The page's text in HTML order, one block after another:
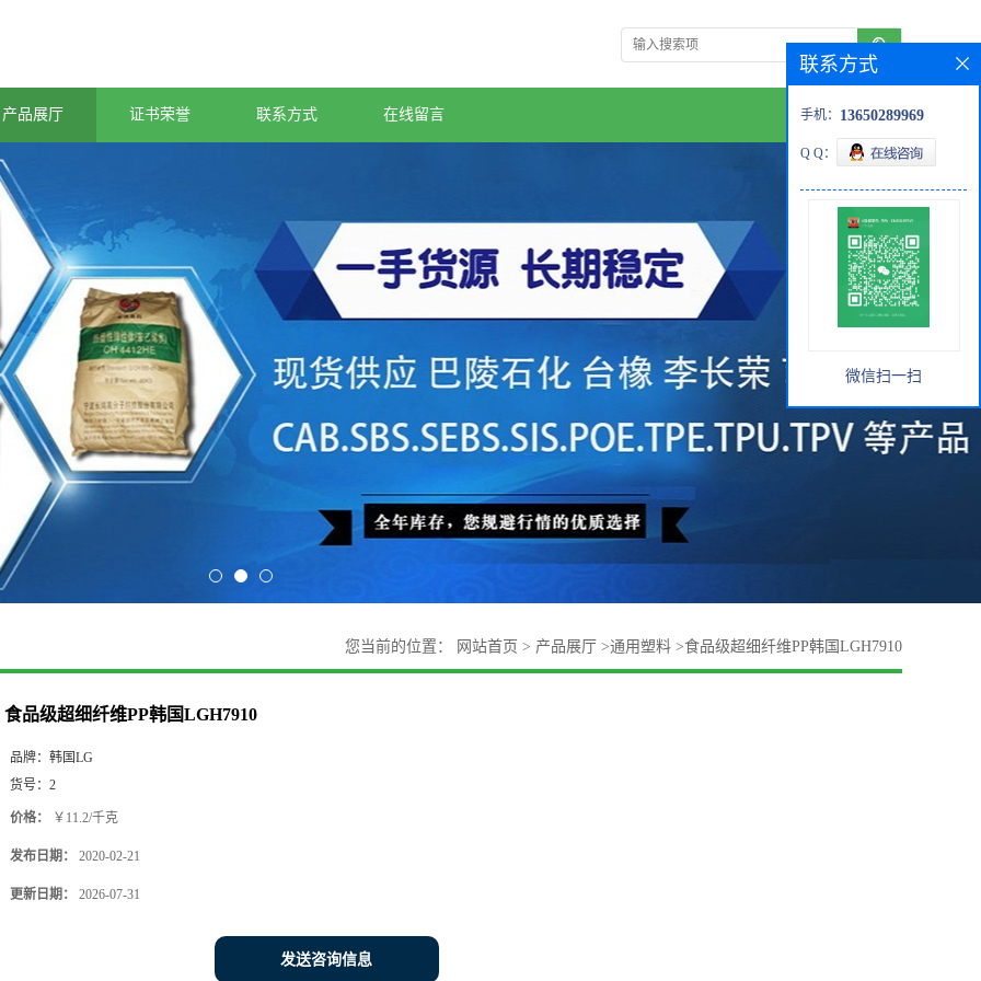
产品展厅 证书荣誉 联系方式 在线留言
您当前的位置： 网站首页 > 产品展厅 >通用塑料 >食品级超细纤维PP韩国LGH7910
食品级超细纤维PP韩国LGH7910
品牌： 韩国LG
货号： 2
价格： ￥11.2/千克
发布日期： 2020-02-21
更新日期： 2026-07-31
发送咨询信息
联系方式
手机： 13650289969
Q Q：
微信扫一扫